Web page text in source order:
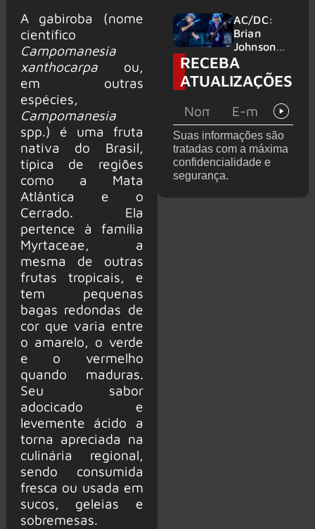
A gabiroba (nome
científico
Campomanesia
xanthocarpaou,
em outras
espécies,
Campomanesia
spp.) é uma fruta
nativa do Brasil,
típica de regiões
como a Mata
Atlântica e o
Cerrado. Ela
pertence à família
Myrtaceae, a
mesma de outras
frutas tropicais, e
tem pequenas
bagas redondas de
cor que varia entre
o amarelo, o verde
e o vermelho
quando maduras.
Seu sabor
adocicado e
levemente ácido a
torna apreciada na
culinária regional,
sendo consumida
fresca ou usada em
sucos, geleias e
sobremesas.
anunciados
no Wacken
2027
clássicos
do Bon
Jovi com o
supergrupo
Kings of
Chaos nos
Unidos
AC/DC:
Brian
Johnson
quase é
atingido
por canhão
RECEBA
ATUALIZAÇÕES
Suas informações são
tratadas com a máxima
confidencialidade e
segurança.